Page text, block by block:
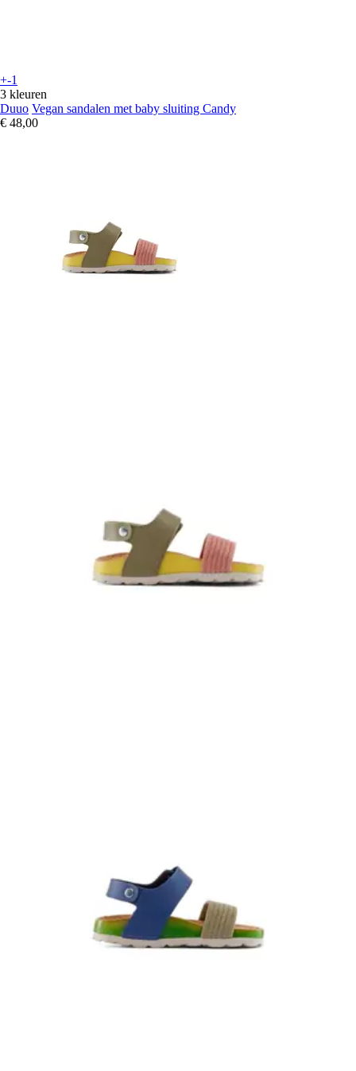
+-1
3 kleuren
Duuo Vegan sandalen met baby sluiting Candy
€ 48,00